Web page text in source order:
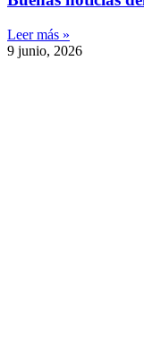
Leer más »
9 junio, 2026